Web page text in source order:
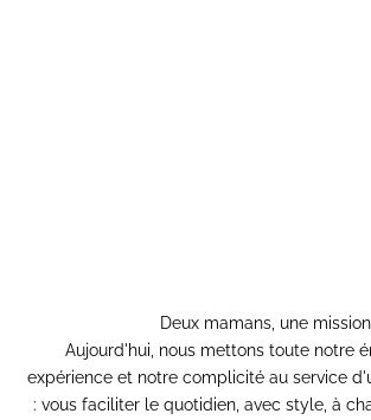
Deux mamans, une mission
Aujourd'hui, nous mettons toute notre
expérience et notre complicité au service
: vous faciliter le quotidien, avec style, à